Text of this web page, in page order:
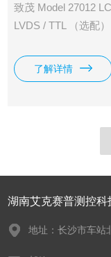
致茂 Model 27012
LVDS / TTL （选配
即可提供VDD /
试。
了解详情
湖南艾克赛普测控科
地址：长沙市车站